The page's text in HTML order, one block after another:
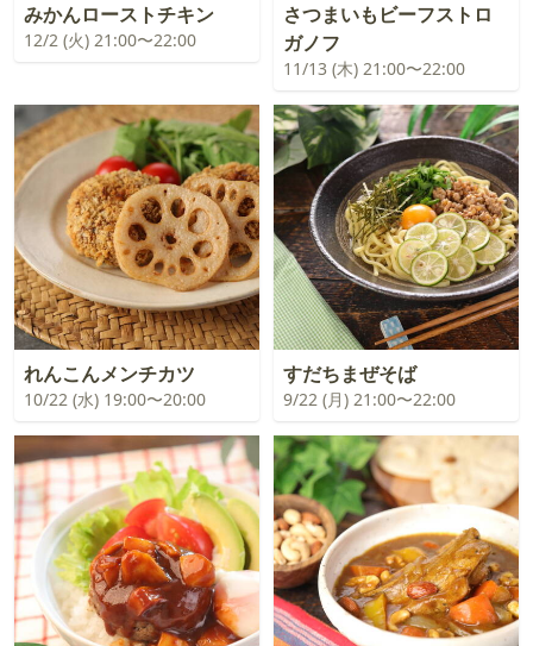
みかんローストチキン
12/2 (火) 21:00〜22:00
さつまいもビーフストロ
ガノフ
11/13 (木) 21:00〜22:00
れんこんメンチカツ
10/22 (水) 19:00〜20:00
すだちまぜそば
9/22 (月) 21:00〜22:00